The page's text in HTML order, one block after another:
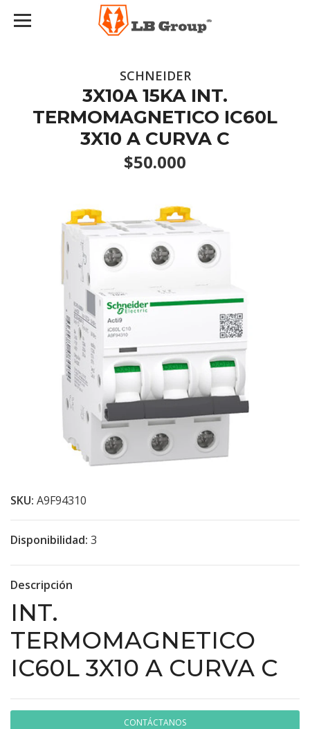
SCHNEIDER
3X10A 15KA INT.
TERMOMAGNETICO IC60L
3X10 A CURVA C
$50.000
SKU: A9F94310
Disponibilidad: 3
Descripción
INT.
TERMOMAGNETICO
IC60L 3X10 A CURVA C
CONTÁCTANOS